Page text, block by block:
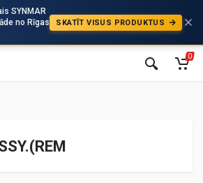
SYNMAR
no Rīgas
SKATĪT VISUS PRODUKTUS
0